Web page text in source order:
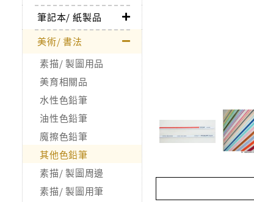
筆記本/ 紙製品
美術/ 書法
素描/ 製圖用品
美育相關品
水性色鉛筆
油性色鉛筆
魔擦色鉛筆
其他色鉛筆
素描/ 製圖周邊
素描/ 製圖用筆